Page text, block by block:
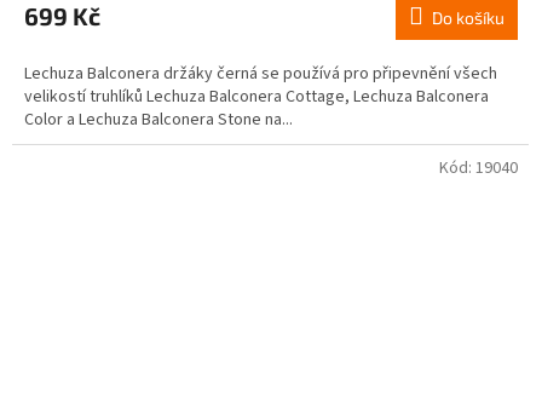
699 Kč Do košíku
Lechuza Balconera držáky černá se používá pro připevnění všech
velikostí truhlíků Lechuza Balconera Cottage, Lechuza Balconera
Color a Lechuza Balconera Stone na...
Kód: 19040